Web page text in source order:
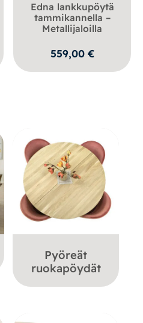
Edna lankkupöytä
tammikannella –
Metallijaloilla
559,00 €
Pyöreät
ruokapöydät